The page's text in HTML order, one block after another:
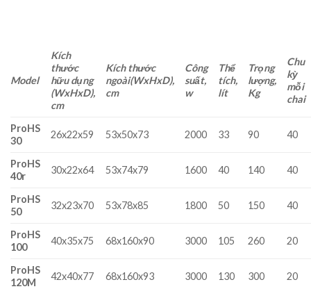
Model
Kích
thước
hữu dụng
(WxHxD),
cm
Kích thước
ngoài(WxHxD),
cm
Công
suất,
w
Thể
tích,
lít
Trọng
lượng,
Kg
Chu
kỳ
mỗi
chai
ProHS
30
26x22x59 53x50x73 2000 33 90 40
ProHS
40r
30x22x64 53x74x79 1600 40 140 40
ProHS
50
32x23x70 53x78x85 1800 50 150 40
ProHS
100
40x35x75 68x160x90 3000 105 260 20
ProHS
120M
42x40x77 68x160x93 3000 130 300 20